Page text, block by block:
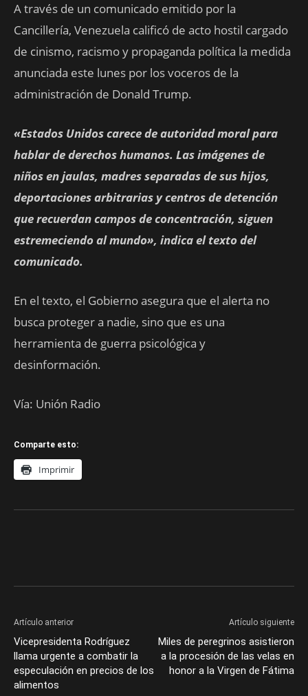
A través de un comunicado emitido por la
Cancillería, Venezuela calificó de acto hostil cargado
de cinismo, racismo y propaganda política la medida
anunciada este lunes por los voceros de la
administración de Donald Trump.
«Estados Unidos carece de autoridad moral para
hablar de derechos humanos. Las imágenes de
niños en jaulas, madres separadas de sus hijos,
deportaciones arbitrarias y centros de detención
que recuerdan campos de concentración, siguen
estremeciendo al mundo», indica el texto del
comunicado.
En el texto, el Gobierno asegura que el alerta no
busca proteger a nadie, sino que es una
herramienta de guerra psicológica y
desinformación.
Vía: Unión Radio
Comparte esto:
Imprimir
Artículo anterior
Vicepresidenta Rodríguez
llama urgente a combatir la
especulación en precios de los
alimentos
Artículo siguiente
Miles de peregrinos asistieron
a la procesión de las velas en
honor a la Virgen de Fátima